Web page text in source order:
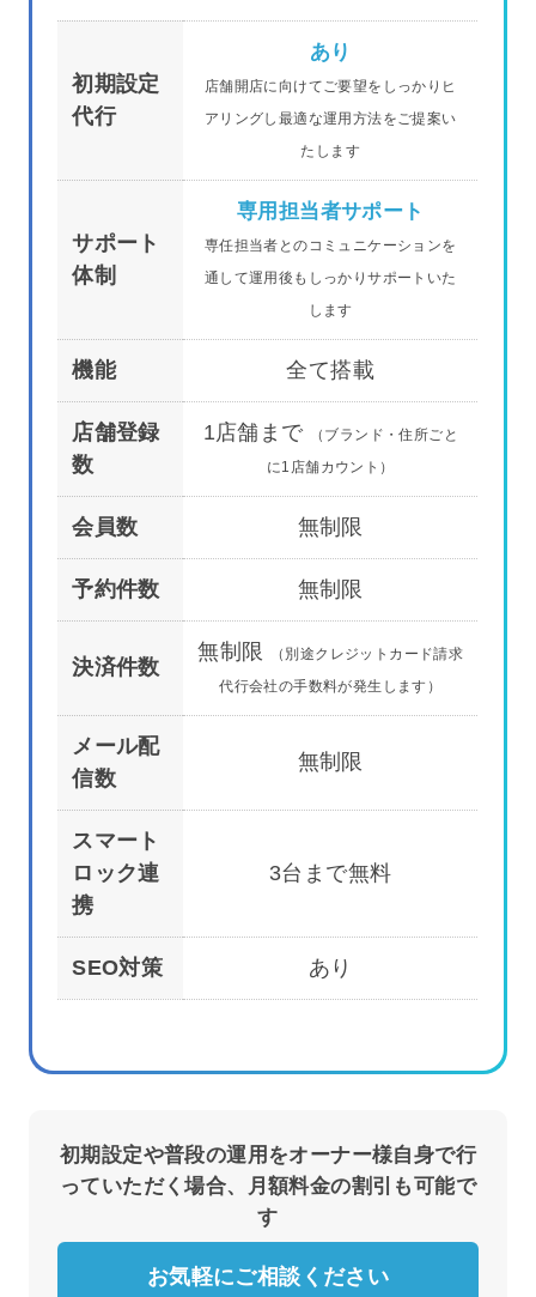
初期設定
代行
あり
店舗開店に向けてご要望をしっかりヒ
アリングし最適な運用方法をご提案い
たします
サポート
体制
専用担当者サポート
専任担当者とのコミュニケーションを
通して運用後もしっかりサポートいた
します
機能 全て搭載
店舗登録
数
1店舗まで
（ブランド・住所ごと
に1店舗カウント）
会員数 無制限
予約件数 無制限
決済件数
無制限
（別途クレジットカード請求
代行会社の手数料が発生します）
メール配
信数
無制限
スマート
ロック連
携
3台まで無料
SEO対策 あり
初期設定や普段の運用をオーナー様自身で行
っていただく場合、月額料金の割引も可能で
す
お気軽にご相談ください